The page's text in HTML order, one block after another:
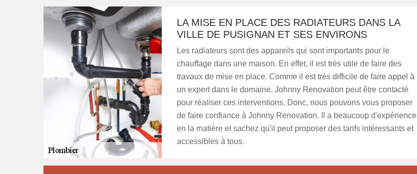
LA MISE EN PLACE DES RADIATEURS DANS LA
VILLE DE PUSIGNAN ET SES ENVIRONS
Les radiateurs sont des appareils qui sont importants pour le
chauffage dans une maison. En effet, il est très utile de faire des
travaux de mise en place. Comme il est très difficile de faire appel à
un expert dans le domaine. Johnny Renovation peut être contacté
pour réaliser ces interventions. Donc, nous pouvons vous proposer
de faire confiance à Johnny Renovation. Il a beaucoup d'expérience
en la matière et sachez qu'il peut proposer des tarifs intéressants et
accessibles à tous.